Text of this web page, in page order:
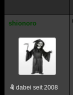
shionoro
dabei seit 2008